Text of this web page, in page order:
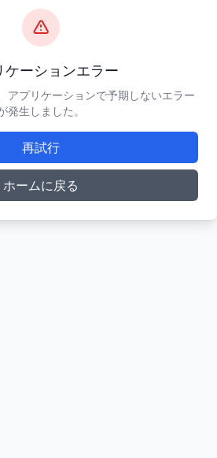
ケーションエラー
アプリケーションで予期しないエラー
発生しました。
再試行
ホームに戻る